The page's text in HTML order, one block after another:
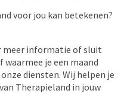
voor jou kan betekenen?
meer informatie of sluit
waarmee je een maand
diensten. Wij helpen je
Therapieland in jouw